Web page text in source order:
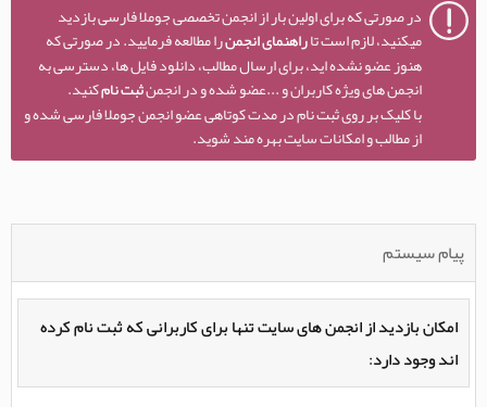
در صورتی که برای اولین بار از انجمن تخصصی جوملا فارسی بازدید
میکنید، لازم است تاراهنمای انجمنرا مطالعه فرمایید. در صورتی که
هنوز عضو نشده اید، برای ارسال مطالب، دانلود فایل ها، دسترسی به
انجمن های ویژه کاربران و ...عضو شده و در انجمنثبت نامکنید.
با کلیک بر روی ثبت نام در مدت کوتاهی عضو انجمن جوملا فارسی شده و
از مطالب و امکانات سایت بهره مند شوید.
پیام سیستم
امکان بازدید از انجمن های سایت تنها برای کاربرانی که ثبت نام کرده
اند وجود دارد: